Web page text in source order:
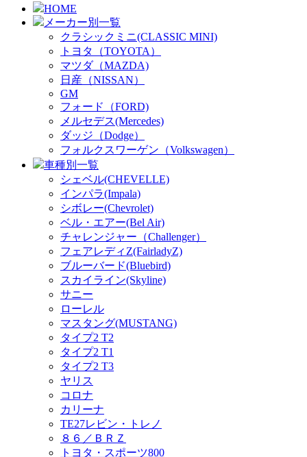
HOME
メーカー別一覧
クラシックミニ(CLASSIC MINI)
トヨタ（TOYOTA）
マツダ（MAZDA)
日産（NISSAN）
GM
フォード（FORD)
メルセデス(Mercedes)
ダッジ（Dodge）
フォルクスワーゲン（Volkswagen）
車種別一覧
シェベル(CHEVELLE)
インパラ(Impala)
シボレー(Chevrolet)
ベル・エアー(Bel Air)
チャレンジャー（Challenger）
フェアレディZ(FairladyZ)
ブルーバード(Bluebird)
スカイライン(Skyline)
サニー
ローレル
マスタング(MUSTANG)
タイプ2 T2
タイプ2 T1
タイプ2 T3
ヤリス
コロナ
カリーナ
TE27レビン・トレノ
８６／ＢＲＺ
トヨタ・スポーツ800